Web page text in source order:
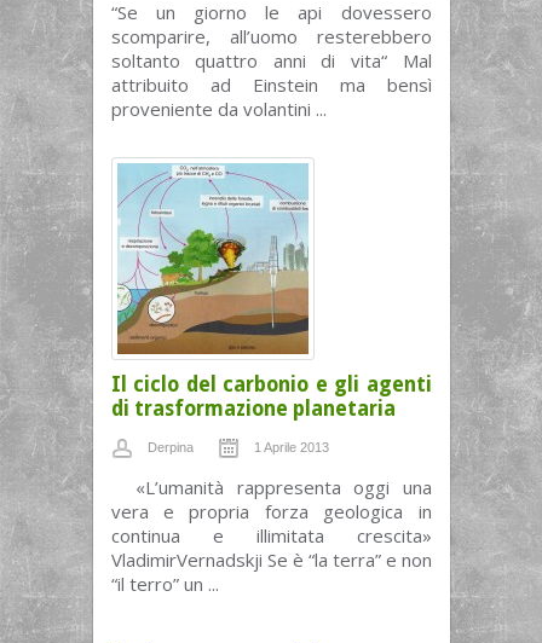
“Se un giorno le api dovessero
scomparire, all’uomo resterebbero
soltanto quattro anni di vita“ Mal
attribuito ad Einstein ma bensì
proveniente da volantini ...
Il ciclo del carbonio e gli agenti
di trasformazione planetaria
Derpina 1 Aprile 2013
«L’umanità rappresenta oggi una
vera e propria forza geologica in
continua e illimitata crescita»
VladimirVernadskji Se è “la terra” e non
“il terro” un ...